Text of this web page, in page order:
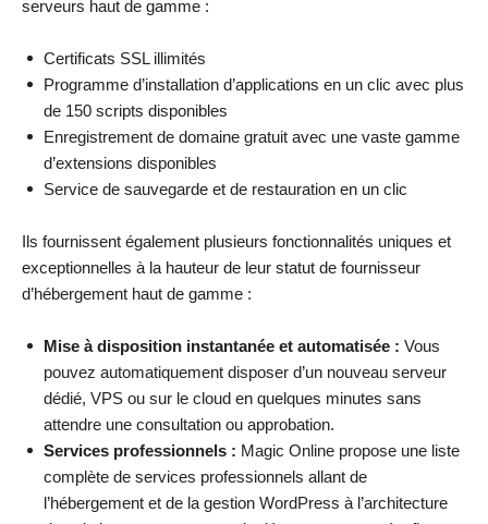
serveurs haut de gamme :
Certificats SSL illimités
Programme d’installation d’applications en un clic avec plus
de 150 scripts disponibles
Enregistrement de domaine gratuit avec une vaste gamme
d’extensions disponibles
Service de sauvegarde et de restauration en un clic
Ils fournissent également plusieurs fonctionnalités uniques et
exceptionnelles à la hauteur de leur statut de fournisseur
d’hébergement haut de gamme :
Mise à disposition instantanée et automatisée : Vous
pouvez automatiquement disposer d’un nouveau serveur
dédié, VPS ou sur le cloud en quelques minutes sans
attendre une consultation ou approbation.
Services professionnels : Magic Online propose une liste
complète de services professionnels allant de
l’hébergement et de la gestion WordPress à l’architecture